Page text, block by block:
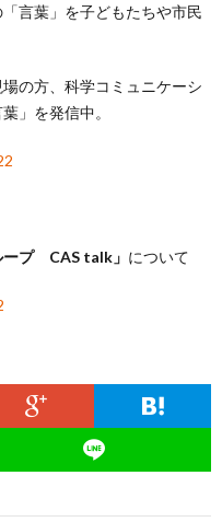
言葉」を子どもたちや市民
の方、科学コミュニケーシ
」を発信中。
ープ CAS talk」 について